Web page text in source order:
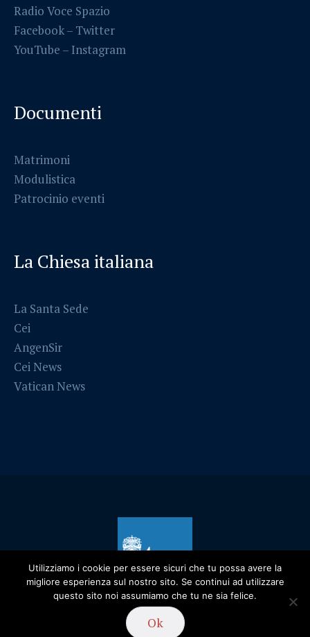
Radio Voce Spazio
Facebook– Twitter
YouTube – Instagram
Documenti
Matrimoni
Modulistica
Patrocinio eventi
La Chiesa italiana
La Santa Sede
Cei
AngenSir
Cei News
Vatican News
/ Diocesi di Alessandria - 2019
Utilizziamo i cookie per essere sicuri che tu possa avere la
migliore esperienza sul nostro sito. Se continui ad utilizzare
questo sito noi assumiamo che tu ne sia felice.
Ok